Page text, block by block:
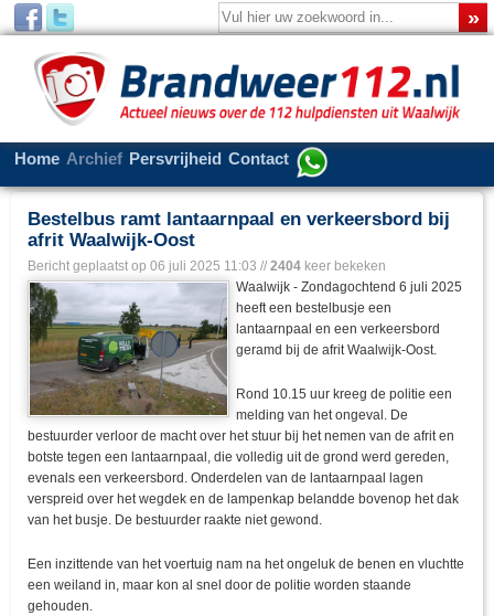
Home Archief Persvrijheid Contact
Bestelbus ramt lantaarnpaal en verkeersbord bij
afrit Waalwijk-Oost
Bericht geplaatst op 06 juli 2025 11:03 // 2404 keer bekeken
Waalwijk - Zondagochtend 6 juli 2025
heeft een bestelbusje een
lantaarnpaal en een verkeersbord
geramd bij de afrit Waalwijk-Oost.
Rond 10.15 uur kreeg de politie een
melding van het ongeval. De
bestuurder verloor de macht over het stuur bij het nemen van de afrit en
botste tegen een lantaarnpaal, die volledig uit de grond werd gereden,
evenals een verkeersbord. Onderdelen van de lantaarnpaal lagen
verspreid over het wegdek en de lampenkap belandde bovenop het dak
van het busje. De bestuurder raakte niet gewond.
Een inzittende van het voertuig nam na het ongeluk de benen en vluchtte
een weiland in, maar kon al snel door de politie worden staande
gehouden.